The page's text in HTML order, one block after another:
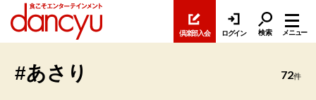
倶楽部入会 ログイン 検索 メニュー
#あさり 72件